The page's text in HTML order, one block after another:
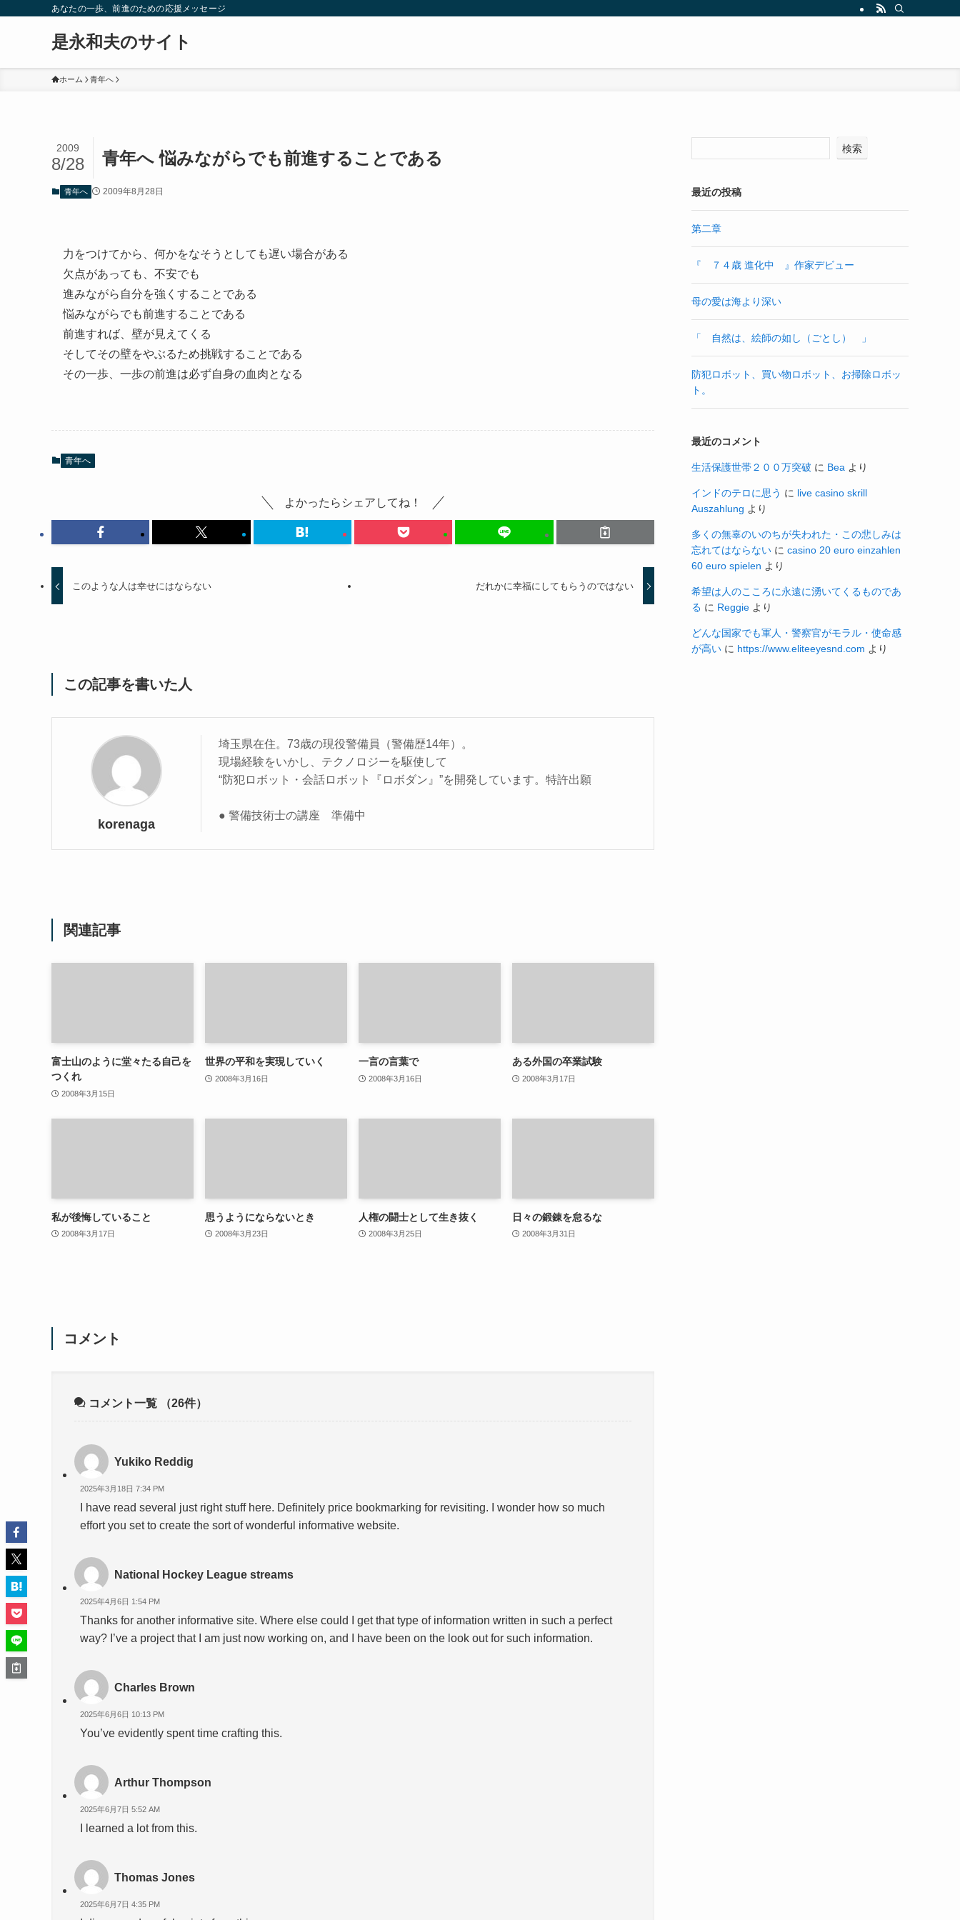
あなたの一歩、前進のための応援メッセージ
是永和夫のサイト
ホーム 青年へ
青年へ 悩みながらでも前進することである
2009
8/28
青年へ 2009年8月28日
力をつけてから、何かをなそうとしても遅い場合がある
欠点があっても、不安でも
進みながら自分を強くすることである
悩みながらでも前進することである
前進すれば、壁が見えてくる
そしてその壁をやぶるため挑戦することである
その一歩、一歩の前進は必ず自身の血肉となる
青年へ
よかったらシェアしてね！
このような人は幸せにはならない だれかに幸福にしてもらうのではない
この記事を書いた人
korenaga
埼玉県在住。73歳の現役警備員（警備歴14年）。
現場経験をいかし、テクノロジーを駆使して
“防犯ロボット・会話ロボット『ロボダン』”を開発しています。特許出願
● 警備技術士の講座 準備中
関連記事
富士山のように堂々たる自己を
つくれ
2008年3月15日
世界の平和を実現していく
2008年3月16日
一言の言葉で
2008年3月16日
ある外国の卒業試験
2008年3月17日
私が後悔していること
2008年3月17日
思うようにならないとき
2008年3月23日
人権の闘士として生き抜く
2008年3月25日
日々の鍛錬を怠るな
2008年3月31日
コメント
コメント一覧 （26件）
Yukiko Reddig
2025年3月18日 7:34 PM
I have read several just right stuff here. Definitely price bookmarking for revisiting. I wonder how so much
effort you set to create the sort of wonderful informative website.
National Hockey League streams
2025年4月6日 1:54 PM
Thanks for another informative site. Where else could I get that type of information written in such a perfect
way? I’ve a project that I am just now working on, and I have been on the look out for such information.
Charles Brown
2025年6月6日 10:13 PM
You’ve evidently spent time crafting this.
Arthur Thompson
2025年6月7日 5:52 AM
I learned a lot from this.
Thomas Jones
2025年6月7日 4:35 PM
検索
最近の投稿
第二章
『 ７４歳 進化中 』作家デビュー
母の愛は海より深い
「 自然は、絵師の如し（ごとし） 」
防犯ロボット、買い物ロボット、お掃除ロボッ
ト。
最近のコメント
生活保護世帯２００万突破 に Bea より
インドのテロに思う に live casino skrill
Auszahlung より
多くの無辜のいのちが失われた・この悲しみは
忘れてはならない に casino 20 euro einzahlen
60 euro spielen より
希望は人のこころに永遠に湧いてくるものであ
る に Reggie より
どんな国家でも軍人・警察官がモラル・使命感
が高い に https://www.eliteeyesnd.com より